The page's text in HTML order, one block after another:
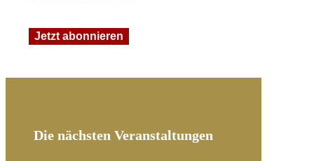
Die nächsten Veranstaltungen